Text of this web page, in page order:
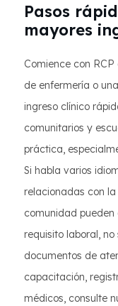
Pasos
mayores
Comience con
de enfermería o
ingreso clínico
comunitarios y
práctica,
Si habla varios
relacionadas con
comunidad pueden
requisito laboral,
documentos de
capacitación,
médicos, consulte